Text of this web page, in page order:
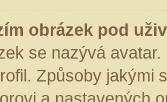
obrázek pod
se nazývá
Způsoby jakými